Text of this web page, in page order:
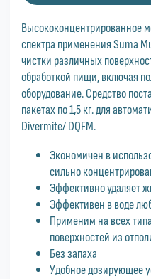
Высококонцентрированное
спектра применения Suma
чистки различных
обработкой пищи, включая
оборудование. Средство
пакетах по 1,5 кг. для
Divermite/ DQFM.
Экономичен в
сильно
Эффективно удаляет
Эффективен в воде
Применим на всех
поверхностей из
Без запаха
Удобное дозирующее